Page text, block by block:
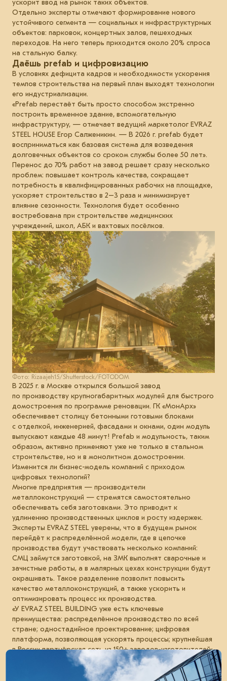
ускорит ввод на рынок таких объектов.
Отдельно эксперты отмечают формирование нового
устойчивого сегмента — социальных и инфраструктурных
объектов: парковок, концертных залов, пешеходных
переходов. На него теперь приходится около 20% спроса
на стальную балку.
Даёшь prefab и цифровизацию
В условиях дефицита кадров и необходимости ускорения
темпов строительства на первый план выходят технологии
его индустриализации.
«Prefab перестаёт быть просто способом экстренно
построить временное здание, вспомогательную
инфраструктуру, — отмечает ведущий маркетолог EVRAZ
STEEL HOUSE Егор Салженикин. — В 2026 г. prefab будет
восприниматься как базовая система для возведения
долговечных объектов со сроком службы более 50 лет».
Перенос до 70% работ на завод решает сразу несколько
проблем: повышает контроль качества, сокращает
потребность в квалифицированных рабочих на площадке,
ускоряет строительство в 2–3 раза и минимизирует
влияние сезонности. Технология будет особенно
востребована при строительстве медицинских
учреждений, школ, АБК и вахтовых посёлков.
Фото: Rizaajeh15/Shutterstock/FOTODOM
В 2025 г. в Москве открылся большой завод
по производству крупногабаритных модулей для быстрого
домостроения по программе реновации. ГК «МонАрх»
обеспечивает столицу бетонными готовыми блоками
с отделкой, инженерией, фасадами и окнами, один модуль
выпускают каждые 48 минут! Prefab и модульность, таким
образом, активно применяют уже не только в стальном
строительстве, но и в монолитном домостроении.
Изменится ли бизнес-модель компаний с приходом
цифровых технологий?
Многие предприятия — производители
металлоконструкций — стремятся самостоятельно
обеспечивать себя заготовками. Это приводит к
удлинению производственных циклов и росту издержек.
Эксперты EVRAZ STEEL уверены, что в будущем рынок
перейдёт к распределённой модели, где в цепочке
производства будут участвовать несколько компаний:
СМЦ займутся заготовкой, на ЗМК выполнят сварочные и
зачистные работы, а в малярных цехах конструкции будут
окрашивать. Такое разделение позволит повысить
качество металлоконструкций, а также ускорить и
оптимизировать процесс их производства.
«У EVRAZ STEEL BUILDING уже есть ключевые
преимущества: распределённое производство по всей
стране; одностадийное проектирование; цифровая
платформа, позволяющая ускорять процессы; крупнейшая
в России партнёрская сеть из 150+ заводов-изготовителей»,
— рассказывает заместитель гендиректора компании по
взаимодействию с рынком металлоконструкций Евгений